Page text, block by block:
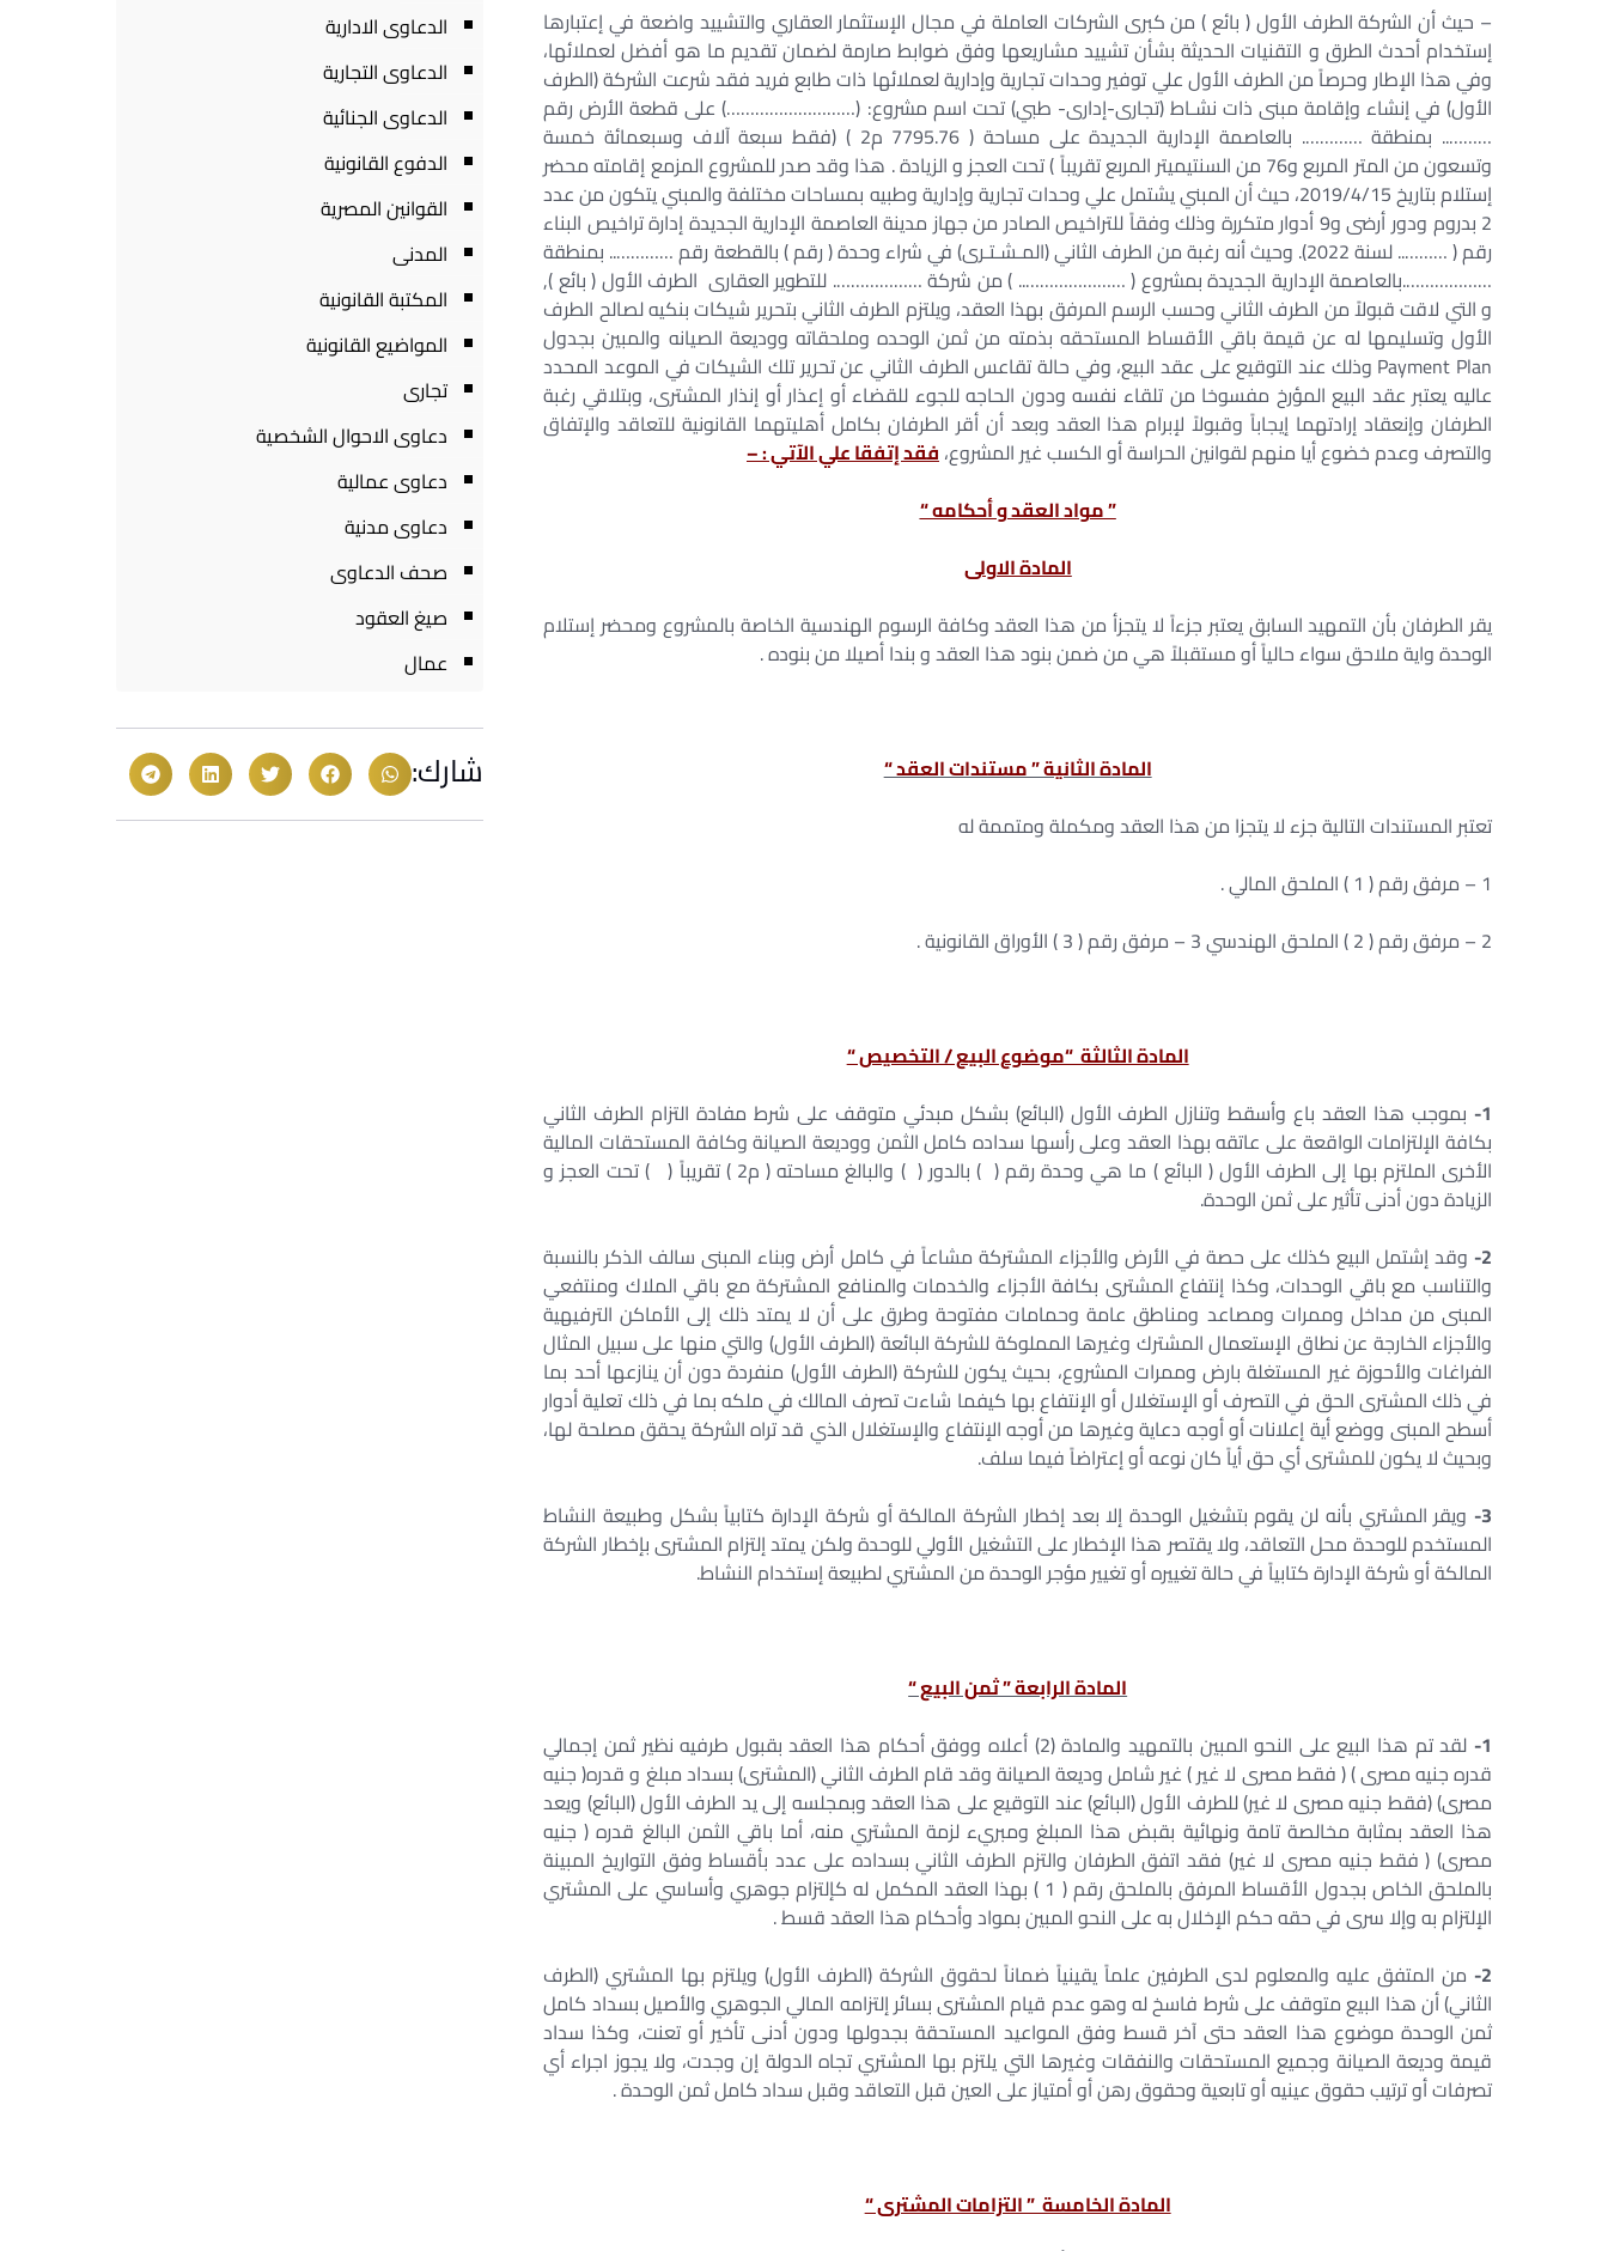
– حيث أن الشركة الطرف الأول ( بائع ) من كبرى الشركات العاملة في مجال الإستثمار العقاري والتشييد واضعة في إعتبارها
إستخدام أحدث الطرق و التقنيات الحديثة بشأن تشييد مشاريعها وفق ضوابط صارمة لضمان تقديم ما هو أفضل لعملائها،
وفي هذا الإطار وحرصاً من الطرف الأول علي توفير وحدات تجارية وإدارية لعملائها ذات طابع فريد فقد شرعت الشركة (الطرف
الأول) في إنشاء وإقامة مبنى ذات نشـاط (تجارى-إدارى- طبي) تحت اسم مشروع: (………………………) على قطعة الأرض رقم
……….. بمنطقة …………. بالعاصمة الإدارية الجديدة على مساحة ( 7795.76 م2 ) (فقط سبعة آلاف وسبعمائة خمسة
وتسعون من المتر المربع و76 من السنتيميتر المربع تقريباً ) تحت العجز و الزيادة . هذا وقد صدر للمشروع المزمع إقامته محضر
إستلام بتاريخ 2019/4/15، حيث أن المبني يشتمل علي وحدات تجارية وإدارية وطبيه بمساحات مختلفة والمبني يتكون من عدد
2 بدروم ودور أرضى و9 أدوار متكررة وذلك وفقاً للتراخيص الصادر من جهاز مدينة العاصمة الإدارية الجديدة إدارة تراخيص البناء
رقم ( ……….. لسنة 2022). وحيث أنه رغبة من الطرف الثاني (المـشـتـرى) في شراء وحدة ( رقم ) بالقطعة رقم ………….. بمنطقة
……………….بالعاصمة الإدارية الجديدة بمشروع ( ………………….. ) من شركة ………………. للتطوير العقارى الطرف الأول ( بائع ),
و التي لاقت قبولاً من الطرف الثاني وحسب الرسم المرفق بهذا العقد، ويلتزم الطرف الثاني بتحرير شيكات بنكيه لصالح الطرف
الأول وتسليمها له عن قيمة باقي الأقساط المستحقه بذمته من ثمن الوحده وملحقاته ووديعة الصيانه والمبين بجدول
Payment Plan وذلك عند التوقيع على عقد البيع، وفي حالة تقاعس الطرف الثاني عن تحرير تلك الشيكات في الموعد المحدد
عاليه يعتبر عقد البيع المؤرخ مفسوخا من تلقاء نفسه ودون الحاجه للجوء للقضاء أو إعذار أو إنذار المشترى، وبتلاقي رغبة
الطرفان وإنعقاد إرادتهما إيجاباً وقبولاً لإبرام هذا العقد وبعد أن أقر الطرفان بكامل أهليتهما القانونية للتعاقد والإتفاق
والتصرف وعدم خضوع أيا منهم لقوانين الحراسة أو الكسب غير المشروع،فقد إتفقا علي الآتي : –
” مواد العقد و أحكامه “
المادة الاولى
يقر الطرفان بأن التمهيد السابق يعتبر جزءاً لا يتجزأ من هذا العقد وكافة الرسوم الهندسية الخاصة بالمشروع ومحضر إستلام
الوحدة واية ملاحق سواء حالياً أو مستقبلاً هي من ضمن بنود هذا العقد و بندا أصيلا من بنوده .
المادة الثانية ” مستندات العقد “
تعتبر المستندات التالية جزء لا يتجزا من هذا العقد ومكملة ومتممة له
1 – مرفق رقم ( 1 ) الملحق المالي .
2 – مرفق رقم ( 2 ) الملحق الهندسي 3 – مرفق رقم ( 3 ) الأوراق القانونية .
المادة الثالثة “موضوع البيع / التخصيص “
1- بموجب هذا العقد باع وأسقط وتنازل الطرف الأول (البائع) بشكل مبدئي متوقف على شرط مفادة التزام الطرف الثاني
بكافة الإلتزامات الواقعة على عاتقه بهذا العقد وعلى رأسها سداده كامل الثمن ووديعة الصيانة وكافة المستحقات المالية
الأخرى الملتزم بها إلى الطرف الأول ( البائع ) ما هي وحدة رقم ( ) بالدور ( ) والبالغ مساحته ( م2 ) تقريباً ( ) تحت العجز و
الزيادة دون أدنى تأثير على ثمن الوحدة.
2- وقد إشتمل البيع كذلك على حصة في الأرض والأجزاء المشتركة مشاعاً في كامل أرض وبناء المبنى سالف الذكر بالنسبة
والتناسب مع باقي الوحدات، وكذا إنتفاع المشترى بكافة الأجزاء والخدمات والمنافع المشتركة مع باقي الملاك ومنتفعي
المبنى من مداخل وممرات ومصاعد ومناطق عامة وحمامات مفتوحة وطرق على أن لا يمتد ذلك إلى الأماكن الترفيهية
والأجزاء الخارجة عن نطاق الإستعمال المشترك وغيرها المملوكة للشركة البائعة (الطرف الأول) والتي منها على سبيل المثال
الفراغات والأحوزة غير المستغلة بارض وممرات المشروع، بحيث يكون للشركة (الطرف الأول) منفردة دون أن ينازعها أحد بما
في ذلك المشترى الحق في التصرف أو الإستغلال أو الإنتفاع بها كيفما شاءت تصرف المالك في ملكه بما في ذلك تعلية أدوار
أسطح المبنى ووضع أية إعلانات أو أوجه دعاية وغيرها من أوجه الإنتفاع والإستغلال الذي قد تراه الشركة يحقق مصلحة لها،
وبحيث لا يكون للمشترى أي حق أياً كان نوعه أو إعتراضاً فيما سلف.
3- ويقر المشتري بأنه لن يقوم بتشغيل الوحدة إلا بعد إخطار الشركة المالكة أو شركة الإدارة كتابياً بشكل وطبيعة النشاط
المستخدم للوحدة محل التعاقد، ولا يقتصر هذا الإخطار على التشغيل الأولي للوحدة ولكن يمتد إلتزام المشترى بإخطار الشركة
المالكة أو شركة الإدارة كتابياً في حالة تغييره أو تغيير مؤجر الوحدة من المشتري لطبيعة إستخدام النشاط.
المادة الرابعة ” ثمن البيع “
1-
لقد تم هذا البيع على النحو المبين بالتمهيد والمادة (2) أعلاه ووفق أحكام هذا العقد بقبول طرفيه نظير ثمن إجمالي
قدره جنيه مصری ) ( فقط مصرى لا غير ) غير شامل وديعة الصيانة وقد قام الطرف الثاني (المشترى) بسداد مبلغ و قدره( جنيه
مصری) (فقط جنيه مصرى لا غير) للطرف الأول (البائع) عند التوقيع على هذا العقد وبمجلسه إلى يد الطرف الأول (البائع) ويعد
هذا العقد بمثابة مخالصة تامة ونهائية بقبض هذا المبلغ ومبريء لزمة المشتري منه، أما باقي الثمن البالغ قدره ( جنيه
مصری) ( فقط جنيه مصرى لا غير) فقد اتفق الطرفان والتزم الطرف الثاني بسداده على عدد بأقساط وفق التواريخ المبينة
بالملحق الخاص بجدول الأقساط المرفق بالملحق رقم ( 1 ) بهذا العقد المكمل له كإلتزام جوهري وأساسي على المشتري
الإلتزام به وإلا سرى في حقه حكم الإخلال به على النحو المبين بمواد وأحكام هذا العقد قسط .
2- من المتفق عليه والمعلوم لدى الطرفين علماً يقينياً ضماناً لحقوق الشركة (الطرف الأول) ويلتزم بها المشتري (الطرف
الثاني) أن هذا البيع متوقف على شرط فاسخ له وهو عدم قيام المشترى بسائر إلتزامه المالي الجوهري والأصيل بسداد كامل
ثمن الوحدة موضوع هذا العقد حتى آخر قسط وفق المواعيد المستحقة بجدولها ودون أدنى تأخير أو تعنت، وكذا سداد
قيمة وديعة الصيانة وجميع المستحقات والنفقات وغيرها التي يلتزم بها المشتري تجاه الدولة إن وجدت، ولا يجوز اجراء أي
تصرفات أو ترتيب حقوق عينيه أو تابعية وحقوق رهن أو أمتياز على العين قبل التعاقد وقبل سداد كامل ثمن الوحدة .
المادة الخامسة ” التزامات المشترى “
الدعاوى الادارية
الدعاوى التجارية
الدعاوى الجنائية
الدفوع القانونية
القوانين المصرية
المدنى
المكتبة القانونية
المواضيع القانونية
تجارى
دعاوى الاحوال الشخصية
دعاوى عمالية
دعاوى مدنية
صحف الدعاوى
صيغ العقود
عمال
شارك: